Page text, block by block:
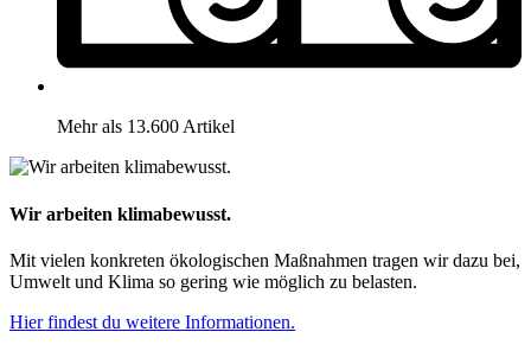
Mehr als 13.600 Artikel
Wir arbeiten klimabewusst.
Mit vielen konkreten ökologischen Maßnahmen tragen wir dazu bei,
Umwelt und Klima so gering wie möglich zu belasten.
Hier findest du weitere Informationen.